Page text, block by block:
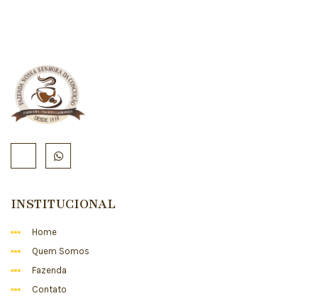
INSTITUCIONAL
Home
Quem Somos
Fazenda
Contato